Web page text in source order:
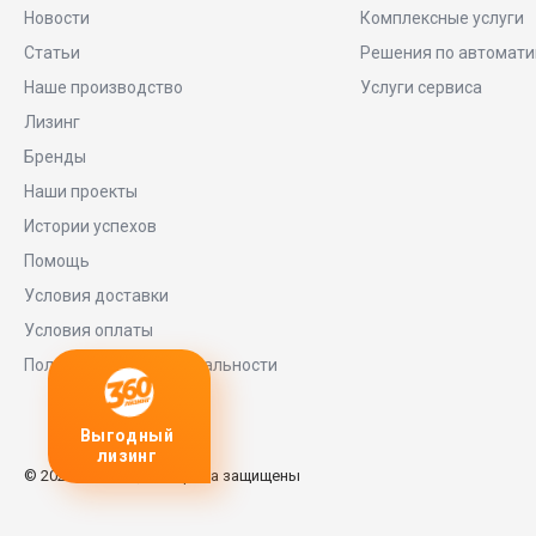
Новости
Статьи
Наше производство
Лизинг
Бренды
Наши проекты
Истории успехов
Помощь
Условия доставки
Условия оплаты
Политика конфиденциальности
Комплексные услуги
Решения по
Услуги сервиса
© 2026 Universe, Все права защищены
Выгодный
лизинг